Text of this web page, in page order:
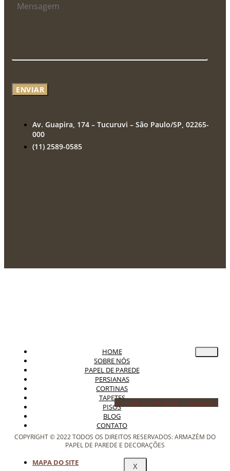
ENVIAR
Av. Guapira, 174 – Tucuruvi – São Paulo/SP, 02265-
000
(11) 2589-0585
HOME
SOBRE NÓS
PAPEL DE PAREDE
PERSIANAS
CORTINAS
TAPETES
PISOS
BLOG
CONTATO
X
Icon-facebook Icon-instagram-1
COPYRIGHT © 2022 TODOS OS DIREITOS RESERVADOS: ARMAZÉM DO
PAPEL DE PAREDE E DECORAÇÕES
MAPA DO SITE